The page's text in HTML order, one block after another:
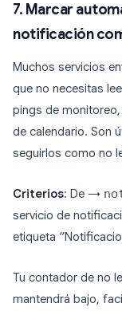
7. Marcar
notificación
Muchos servicios
que no necesitas
pings de
de calendario. Son
seguirlos como no
Criterios: De →
servicio de
etiqueta
Tu contador de no
mantendrá bajo,